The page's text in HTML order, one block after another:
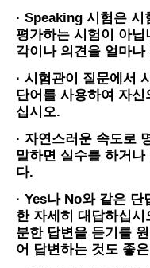
· Speaking 시험은
평가하는 시험이 아
각이나 의견을 얼마
· 시험관이 질문에서
단어를 사용하여 자
십시오.
· 자연스러운 속도로
말하면 실수를 하거나
다.
· Yes나 No와 같은
한 자세히 대답하십
분한 답변을 듣기를
어 답변하는 것도 좋